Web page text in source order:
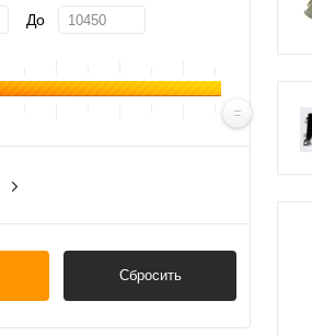
До
Сбросить